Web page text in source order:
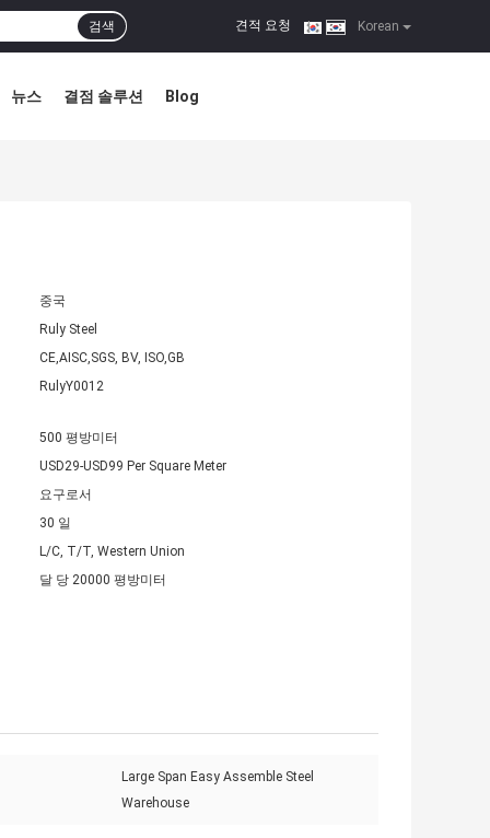
Korean
견적 요청 |
검색
뉴스 결점 솔루션 Blog
중국
Ruly Steel
CE,AISC,SGS, BV, ISO,GB
RulyY0012
500 평방미터
USD29-USD99 Per Square Meter
요구로서
30 일
L/C, T/T, Western Union
달 당 20000 평방미터
Large Span Easy Assemble Steel
Warehouse